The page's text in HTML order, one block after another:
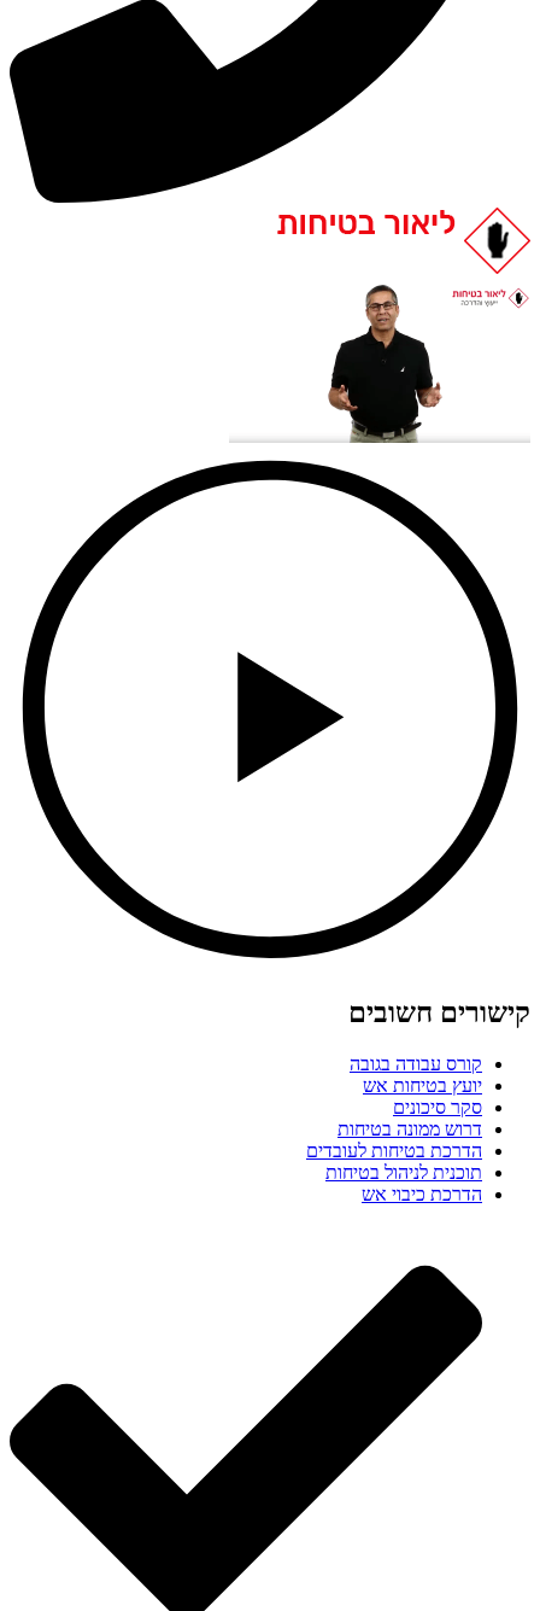
קישורים חשובים
קורס עבודה בגובה
יועץ בטיחות אש
סקר סיכונים
דרוש ממונה בטיחות
הדרכת בטיחות לעובדים
תוכנית לניהול בטיחות
הדרכת כיבוי אש